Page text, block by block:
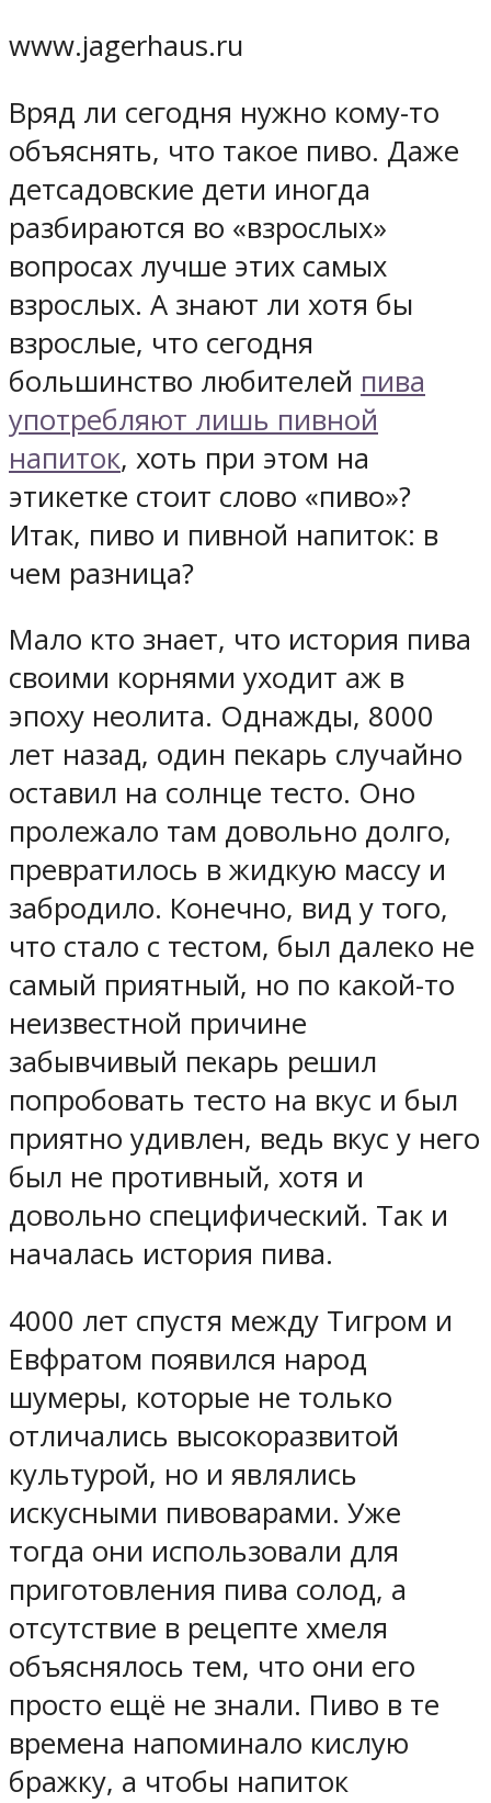
www.jagerhaus.ru
Вряд ли сегодня нужно кому-то
объяснять, что такое пиво. Даже
детсадовские дети иногда
разбираются во «взрослых»
вопросах лучше этих самых
взрослых. А знают ли хотя бы
взрослые, что сегодня
большинство любителей пива
употребляют лишь пивной
напиток, хоть при этом на
этикетке стоит слово «пиво»?
Итак, пиво и пивной напиток: в
чем разница?
Мало кто знает, что история пива
своими корнями уходит аж в
эпоху неолита. Однажды, 8000
лет назад, один пекарь случайно
оставил на солнце тесто. Оно
пролежало там довольно долго,
превратилось в жидкую массу и
забродило. Конечно, вид у того,
что стало с тестом, был далеко не
самый приятный, но по какой-то
неизвестной причине
забывчивый пекарь решил
попробовать тесто на вкус и был
приятно удивлен, ведь вкус у него
был не противный, хотя и
довольно специфический. Так и
началась история пива.
4000 лет спустя между Тигром и
Евфратом появился народ
шумеры, которые не только
отличались высокоразвитой
культурой, но и являлись
искусными пивоварами. Уже
тогда они использовали для
приготовления пива солод, а
отсутствие в рецепте хмеля
объяснялось тем, что они его
просто ещё не знали. Пиво в те
времена напоминало кислую
бражку, а чтобы напиток